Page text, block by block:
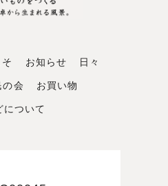
お知らせ
日々
の会
お買い物
について